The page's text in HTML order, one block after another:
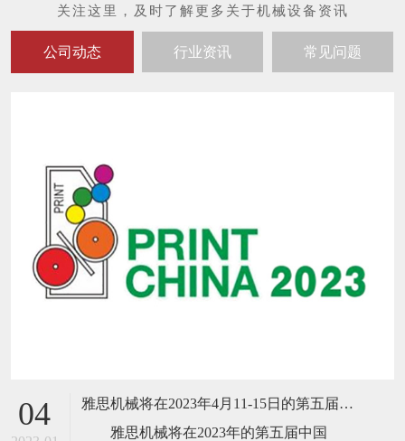
公司动态 行业资讯 常见问题
04
雅思机械将在2023年4月11-15日的第五届中国(广东)国际印刷技术展览会
雅思机械将在2023年的第五届中国